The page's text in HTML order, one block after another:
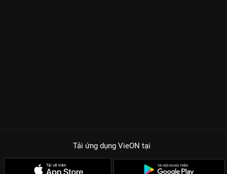
Tải ứng dụng VieON tại